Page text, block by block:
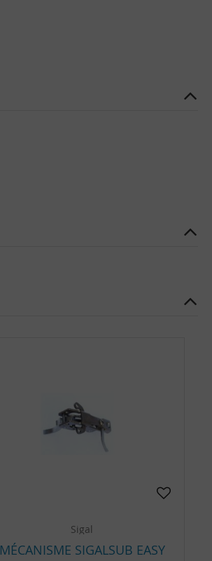
Sigal
MÉCANISME SIGALSUB EASY